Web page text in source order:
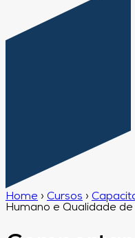
Home › Cursos ›
Humano e Qualidade